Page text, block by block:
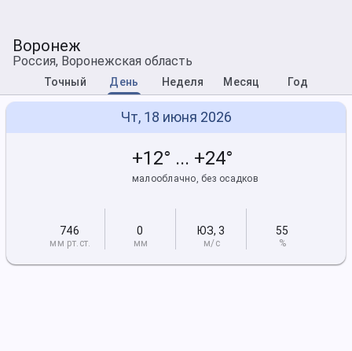
Воронеж
Россия, Воронежская область
Точный День Неделя Месяц Год
Чт, 18 июня 2026
+12° ... +24°
малооблачно, без осадков
746
мм рт.ст.
0
мм
ЮЗ,3
м/с
55
%